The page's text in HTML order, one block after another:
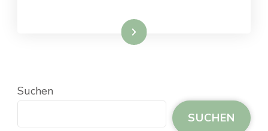
Weiterlesen
Suchen
SUCHEN